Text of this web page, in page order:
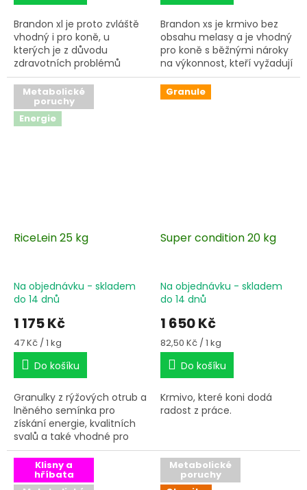
Brandon xl je proto zvláště
vhodný i pro koně, u
kterých je z důvodu
zdravotních problémů
nutné dbát na nízký obsah
lehce stravitelných
uhlohydrátů. Vedle otrub,
které jsou známy pro jejich
efekt regulace inzulínu,
Brandon xs je krmivo bez
obsahu melasy a je vhodný
pro koně s běžnými nároky
na výkonnost, kteří vyžadují
nízký glykemický index.
Metabolické
poruchy
Energie
RiceLein 25 kg
Na objednávku - skladem
do 14 dnů
1 175 Kč
Měrná
cena:
47 Kč / 1 kg
Do košíku
Granulky z rýžových otrub a
lněného semínka pro
získání energie, kvalitních
svalů a také vhodné pro
koně s metabolickými
poruchami.
Granule
Super condition 20 kg
Na objednávku - skladem
do 14 dnů
1 650 Kč
Měrná
cena:
82,50 Kč / 1 kg
Do košíku
Krmivo, které koni dodá
radost z práce.
Klisny a
hříbata
Metabolické
poruchy